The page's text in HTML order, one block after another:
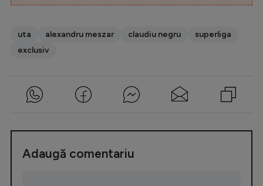
uta alexandru meszar claudiu negru
superliga
exclusiv
Adaugă comentariu